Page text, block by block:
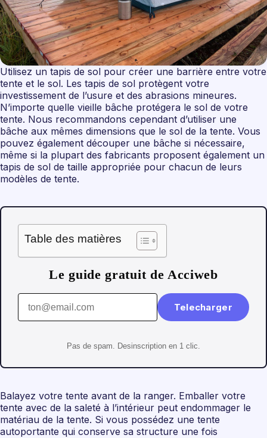
Utilisez un tapis de sol pour créer une barrière entre votre
tente et le sol. Les tapis de sol protègent votre
investissement de l’usure et des abrasions mineures.
N’importe quelle vieille bâche protégera le sol de votre
tente. Nous recommandons cependant d’utiliser une
bâche aux mêmes dimensions que le sol de la tente. Vous
pouvez également découper une bâche si nécessaire,
même si la plupart des fabricants proposent également un
tapis de sol de taille appropriée pour chacun de leurs
modèles de tente.
Table des matières
Le guide gratuit de Acciweb
Telecharger
Pas de spam. Desinscription en 1 clic.
Balayez votre tente avant de la ranger. Emballer votre
tente avec de la saleté à l’intérieur peut endommager le
matériau de la tente. Si vous possédez une tente
autoportante qui conserve sa structure une fois